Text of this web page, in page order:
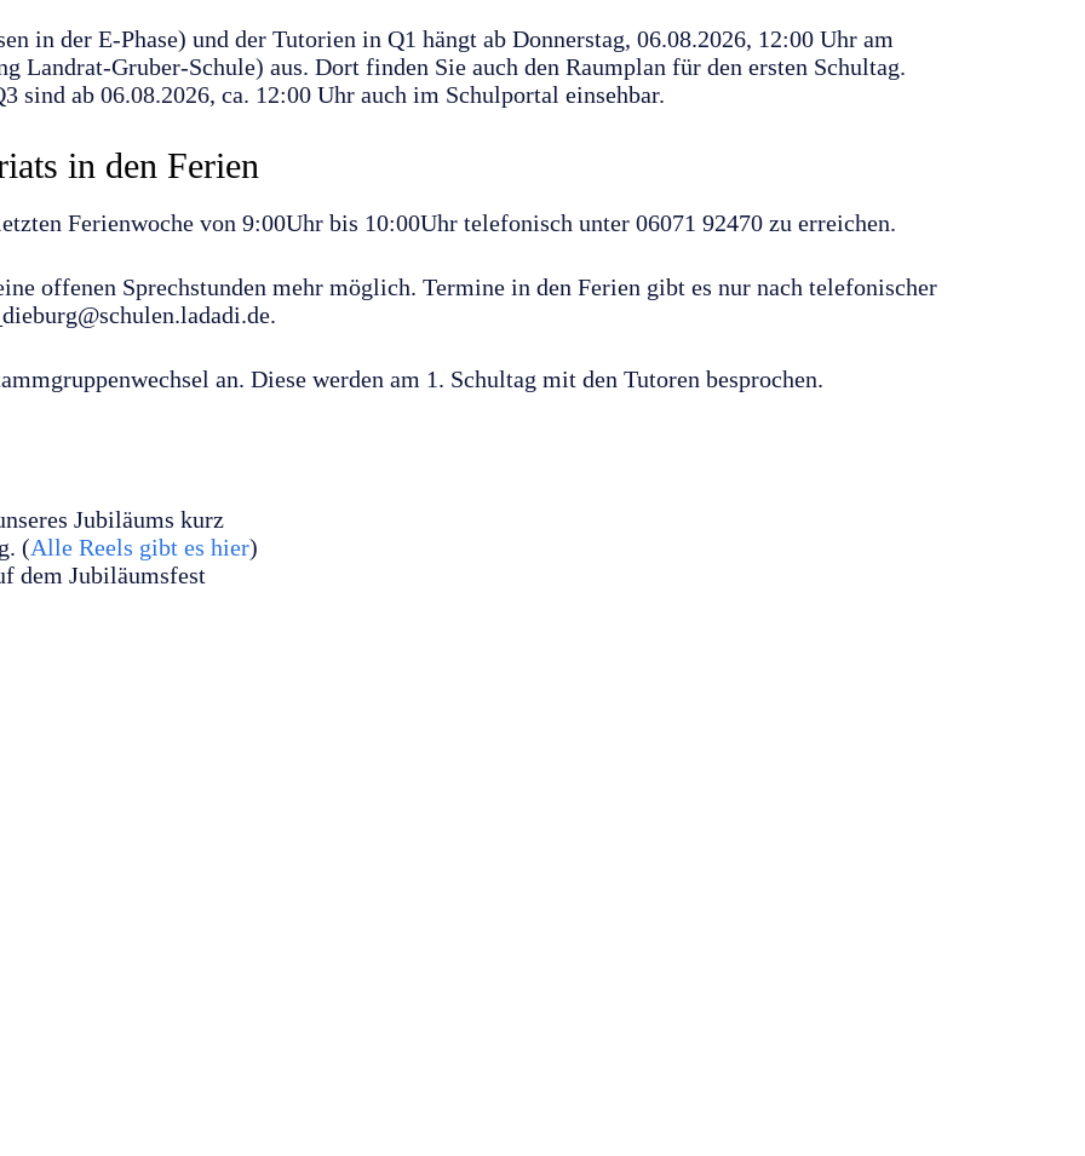
in der E-Phase) und der Tutorien in Q1 hängt ab Donnerstag, 06.08.2026, 12:00 Uhr am
Landrat-Gruber-Schule) aus. Dort finden Sie auch den Raumplan für den ersten Schultag.
sind ab 06.08.2026, ca. 12:00 Uhr auch im Schulportal einsehbar.
in den Ferien
Ferienwoche von 9:00Uhr bis 10:00Uhr telefonisch unter 06071 92470 zu erreichen.
offenen Sprechstunden mehr möglich. Termine in den Ferien gibt es nur nach telefonischer
an. Diese werden am 1. Schultag mit den Tutoren besprochen.
Jubiläums kurz
(Alle Reels gibt es hier)
dem Jubiläumsfest